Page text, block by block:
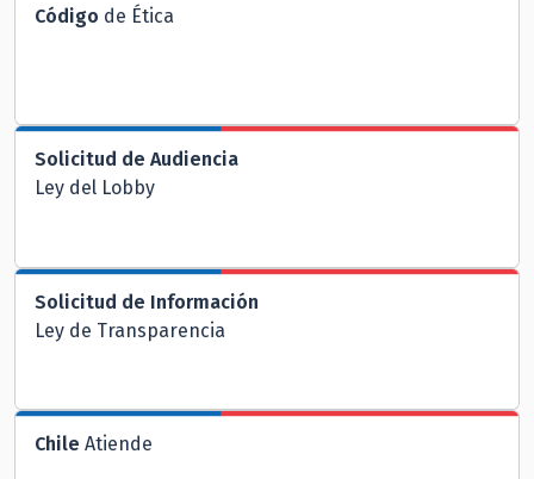
Código de Ética
Solicitud de Audiencia
Ley del Lobby
Solicitud de Información
Ley de Transparencia
Chile Atiende